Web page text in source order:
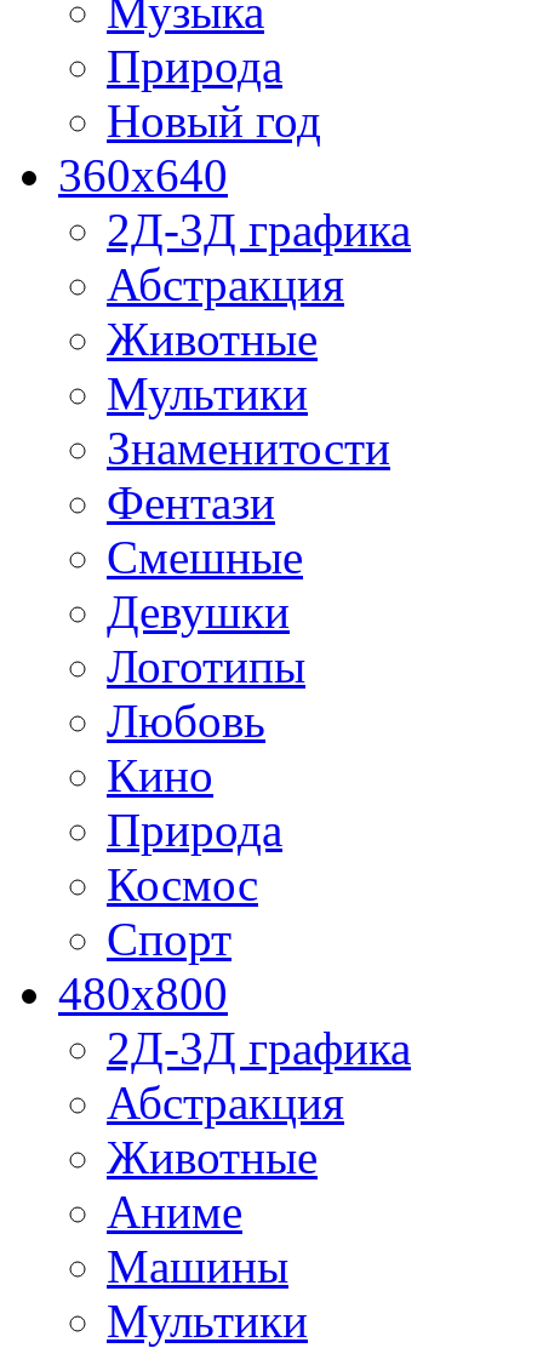
Музыка
Природа
Новый год
360x640
2Д-3Д графика
Абстракция
Животные
Мультики
Знаменитости
Фентази
Смешные
Девушки
Логотипы
Любовь
Кино
Природа
Космос
Спорт
480x800
2Д-3Д графика
Абстракция
Животные
Аниме
Машины
Мультики